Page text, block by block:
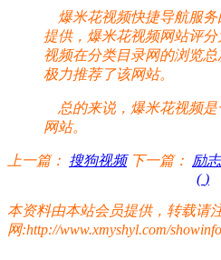
爆米花视频快捷导航服务
提供，爆米花视频网站评
视频在分类目录网的浏览
极力推荐了该网站。
总的来说，爆米花视频是
网站。
上一篇： 搜狗视频 下一篇： 励
( )
本资料由本站会员提供，转载请
网:http://www.xmyshyl.com/